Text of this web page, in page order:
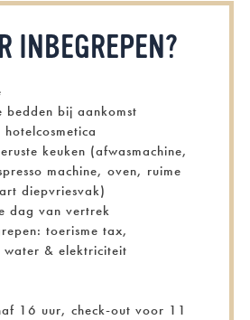
INBEGREPEN?
bedden bij aankomst
hotelcosmetica
keuken (afwasmachine,
machine, oven, ruime
diepvriesvak)
dag van vertrek
toerisme tax,
& elektriciteit
16 uur, check-out voor 11